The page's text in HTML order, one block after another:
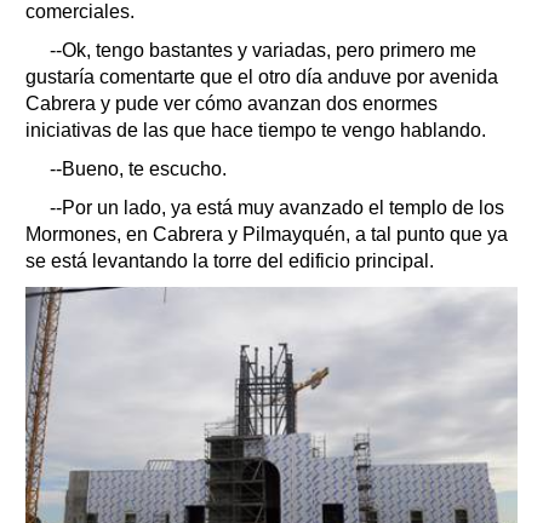
comerciales.
--Ok, tengo bastantes y variadas, pero primero me
gustaría comentarte que el otro día anduve por avenida
Cabrera y pude ver cómo avanzan dos enormes
iniciativas de las que hace tiempo te vengo hablando.
--Bueno, te escucho.
--Por un lado, ya está muy avanzado el templo de los
Mormones, en Cabrera y Pilmayquén, a tal punto que ya
se está levantando la torre del edificio principal.